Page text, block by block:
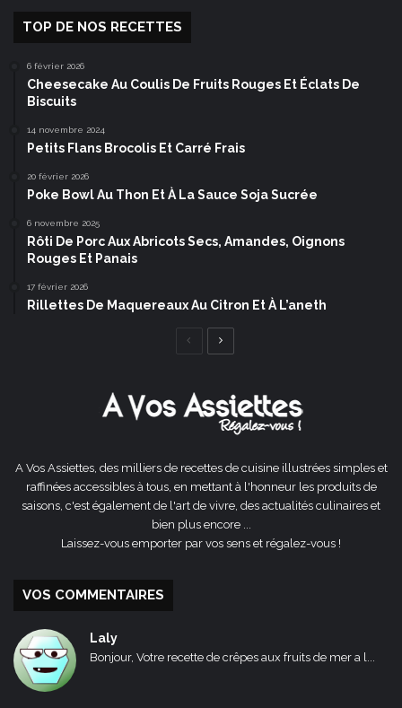
TOP DE NOS RECETTES
6 février 2026
Cheesecake Au Coulis De Fruits Rouges Et Éclats De
Biscuits
14 novembre 2024
Petits Flans Brocolis Et Carré Frais
20 février 2026
Poke Bowl Au Thon Et À La Sauce Soja Sucrée
6 novembre 2025
Rôti De Porc Aux Abricots Secs, Amandes, Oignons
Rouges Et Panais
17 février 2026
Rillettes De Maquereaux Au Citron Et À L’aneth
Page
A Vos Assiettes, des milliers de recettes de cuisine illustrées simples et
raffinées accessibles à tous, en mettant à l'honneur les produits de
saisons, c'est également de l'art de vivre, des actualités culinaires et
bien plus encore ...
Laissez-vous emporter par vos sens et régalez-vous !
VOS COMMENTAIRES
Laly
Bonjour, Votre recette de crêpes aux fruits de mer a l...